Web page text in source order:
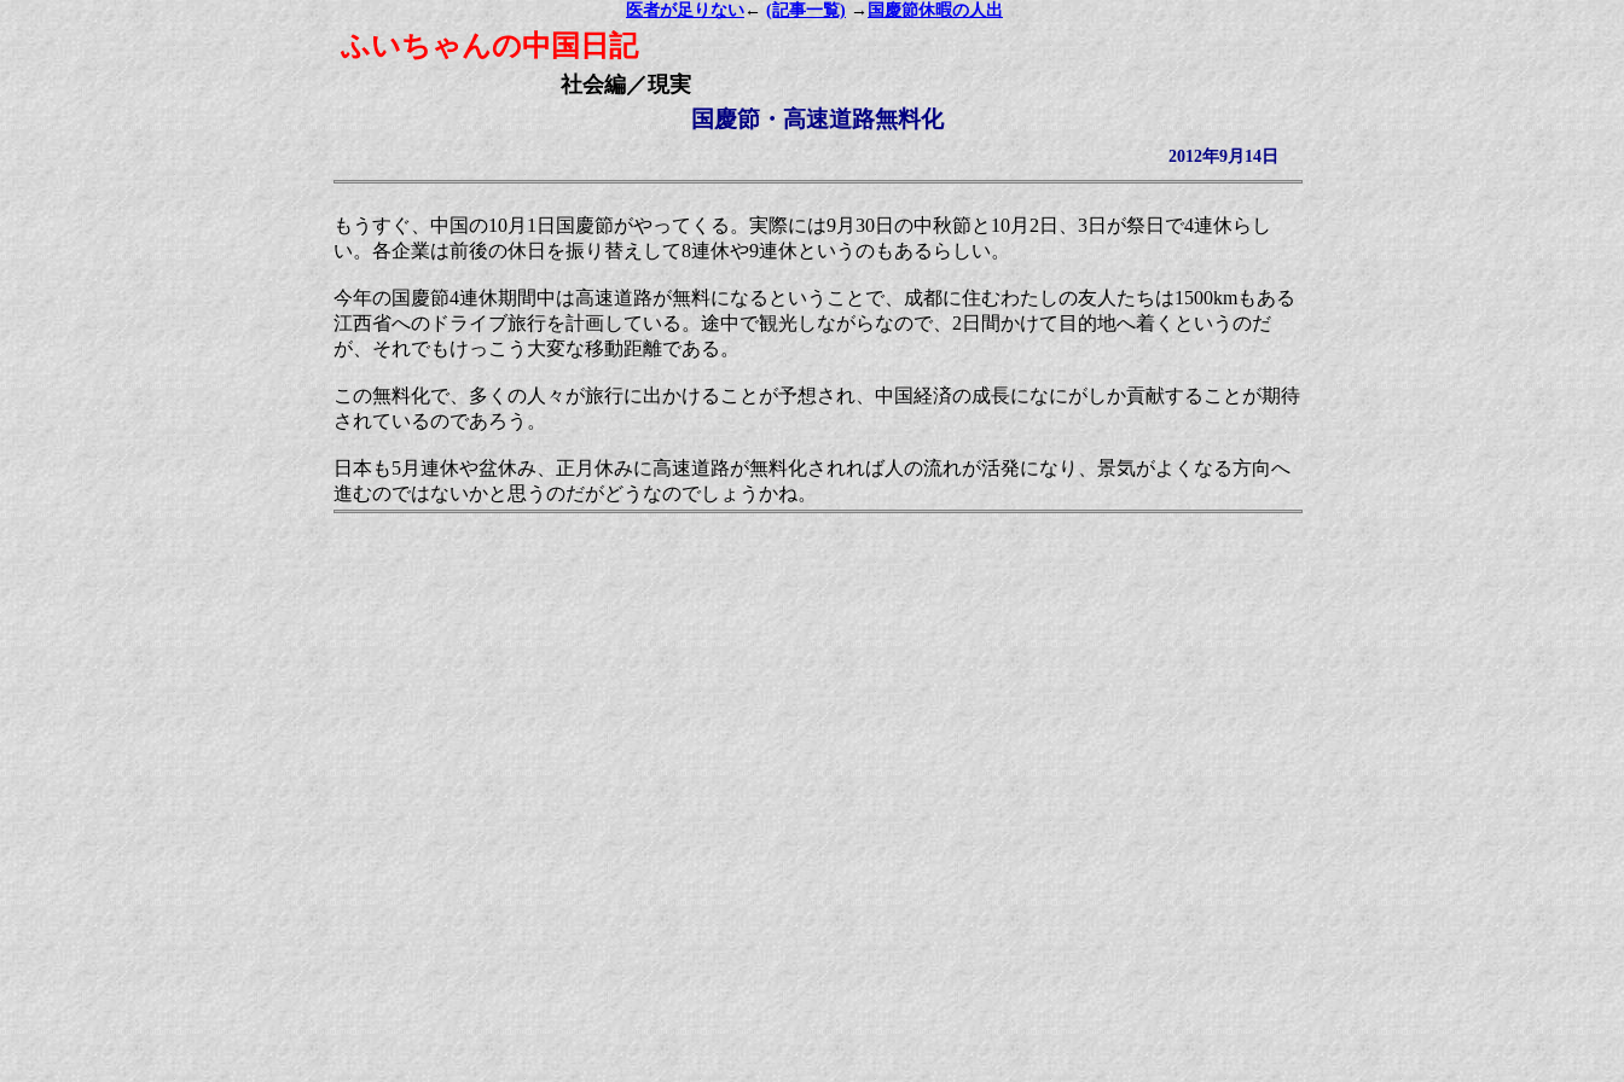
医者が足りない ← (記事一覧) → 国慶節休暇の人出
ふいちゃんの中国日記
社会編／現実
国慶節・高速道路無料化
2012年9月14日
もうすぐ、中国の10月1日国慶節がやってくる。実際には9月30日の中秋節と10月2日、3日が祭日で4連休らし
い。各企業は前後の休日を振り替えして8連休や9連休というのもあるらしい。
今年の国慶節4連休期間中は高速道路が無料になるということで、成都に住むわたしの友人たちは1500kmもある
江西省へのドライブ旅行を計画している。途中で観光しながらなので、2日間かけて目的地へ着くというのだ
が、それでもけっこう大変な移動距離である。
この無料化で、多くの人々が旅行に出かけることが予想され、中国経済の成長になにがしか貢献することが期待
されているのであろう。
日本も5月連休や盆休み、正月休みに高速道路が無料化されれば人の流れが活発になり、景気がよくなる方向へ
進むのではないかと思うのだがどうなのでしょうかね。